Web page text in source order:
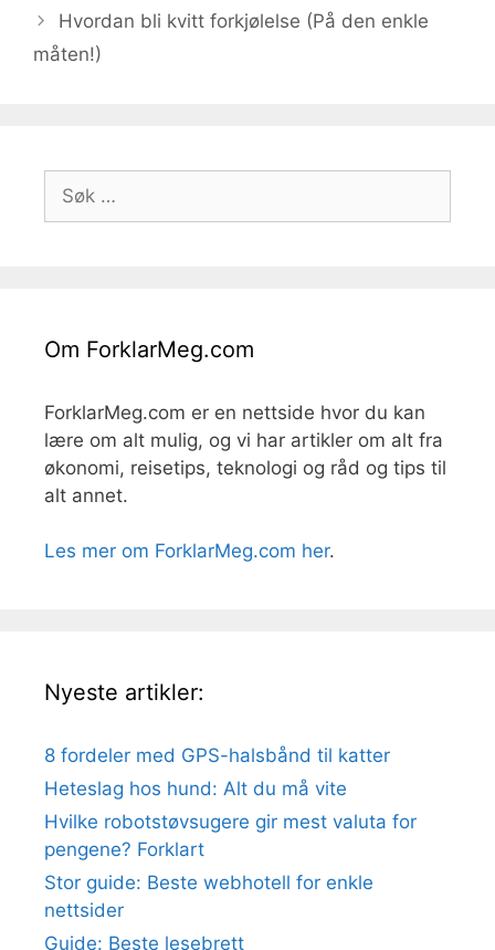
Hvordan bli kvitt forkjølelse (På den enkle
måten!)
etter:
Om ForklarMeg.com
ForklarMeg.com er en nettside hvor du kan
lære om alt mulig, og vi har artikler om alt fra
økonomi, reisetips, teknologi og råd og tips til
alt annet.
Les mer om ForklarMeg.com her.
Nyeste artikler:
8 fordeler med GPS-halsbånd til katter
Heteslag hos hund: Alt du må vite
Hvilke robotstøvsugere gir mest valuta for
pengene? Forklart
Stor guide: Beste webhotell for enkle
nettsider
Guide: Beste lesebrett